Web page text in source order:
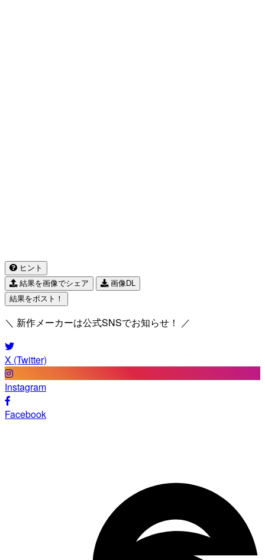
ヒント
結果を画像でシェア
画像DL
結果をポスト！
＼ 新作メーカーは公式SNSでお知らせ！ ／
X (Twitter)
Instagram
Facebook